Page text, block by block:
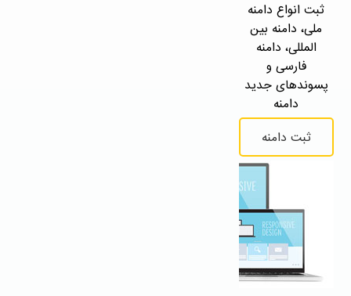
ثبت انواع دامنه
ملی، دامنه بین
المللی، دامنه
فارسی و
پسوندهای جدید
دامنه
ثبت دامنه